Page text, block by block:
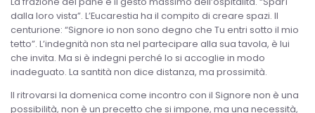
dalla loro vista”. L’Eucarestia ha il compito di creare spazi. Il
centurione: “Signore io non sono degno che Tu entri sotto il mio
tetto”. L’indegnità non sta nel partecipare alla sua tavola, è lui
che invita. Ma si è indegni perché lo si accoglie in modo
inadeguato. La santità non dice distanza, ma prossimità.
Il ritrovarsi la domenica come incontro con il Signore non è una
possibilità, non è un precetto che si impone, ma una necessità,